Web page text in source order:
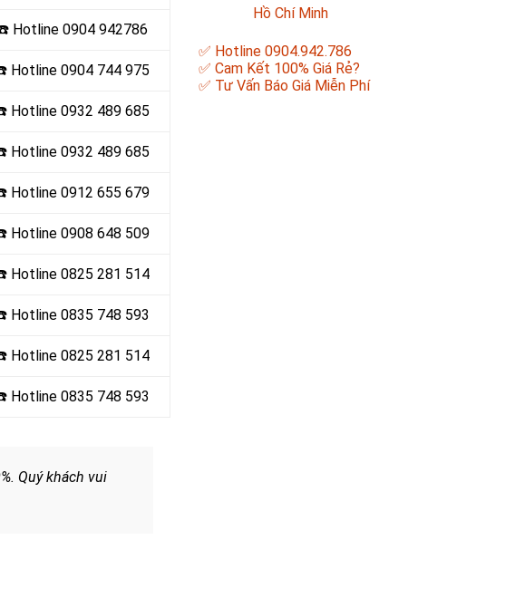
Hotline 0904 942786
Hotline 0904 744 975
Hotline 0932 489 685
Hotline 0932 489 685
Hotline 0912 655 679
Hotline 0908 648 509
Hotline 0825 281 514
Hotline 0835 748 593
Hotline 0825 281 514
Hotline 0835 748 593
Quý khách vui
Hồ Chí Minh
✅ Hotline 0904.942.786
✅ Cam Kết 100% Giá Rẻ?
✅ Tư Vấn Báo Giá Miễn Phí